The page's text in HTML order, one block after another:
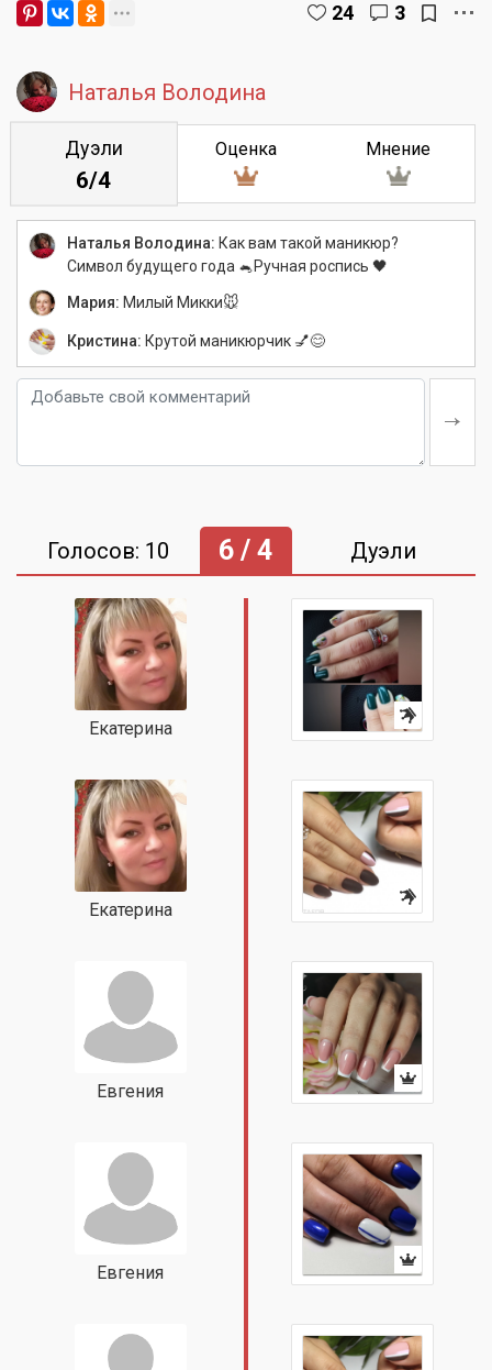
24 3
Наталья Володина
Дуэли
6/4
Оценка Мнение
Наталья Володина: Как вам такой маникюр?
Символ будущего года 🐁Ручная роспись 🖤
Мария: Милый Микки🐭
Кристина: Крутой маникюрчик 💅😊
Голосов: 10 6 / 4 Дуэли
Екатерина
Екатерина
Евгения
Евгения